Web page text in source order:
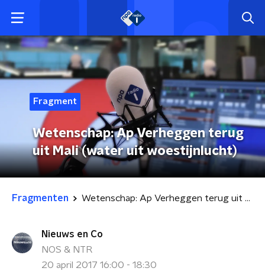
Fragment
Wetenschap: Ap Verheggen terug
uit Mali (water uit woestijnlucht)
Fragmenten Wetenschap: Ap Verheggen terug uit Mali (water uit woestijnlucht)
Nieuws en Co
NOS & NTR
20 april 2017 16:00 - 18:30